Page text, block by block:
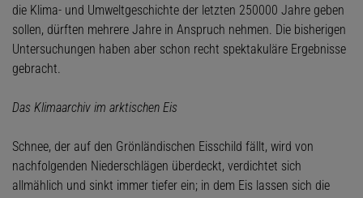
die Klima- und Umweltgeschichte der letzten 250000 Jahre geben
sollen, dürften mehrere Jahre in Anspruch nehmen. Die bisherigen
Untersuchungen haben aber schon recht spektakuläre Ergebnisse
gebracht.
Das Klimaarchiv im arktischen Eis
Schnee, der auf den Grönländischen Eisschild fällt, wird von
nachfolgenden Niederschlägen überdeckt, verdichtet sich
allmählich und sinkt immer tiefer ein; in dem Eis lassen sich die